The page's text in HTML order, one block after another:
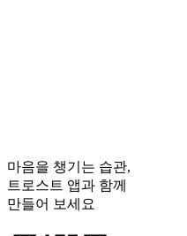
마음을 챙기는 습관,
트로스트 앱과 함께
만들어 보세요